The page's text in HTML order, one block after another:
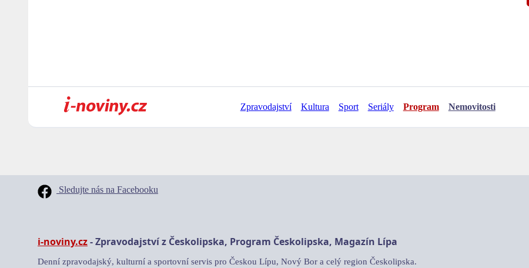
Zpravodajství Kultura Sport Seriály Program Nemovitosti
Sledujte nás na Facebooku
i-noviny.cz- Zpravodajství z Českolipska, Program Českolipska, Magazín Lípa
Denní zpravodajský, kulturní a sportovní servis pro Českou Lípu, Nový Bor a celý region Českolipska.